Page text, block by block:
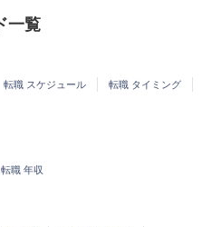
一覧
転職 スケジュール
転職 タイミング
転職 年収